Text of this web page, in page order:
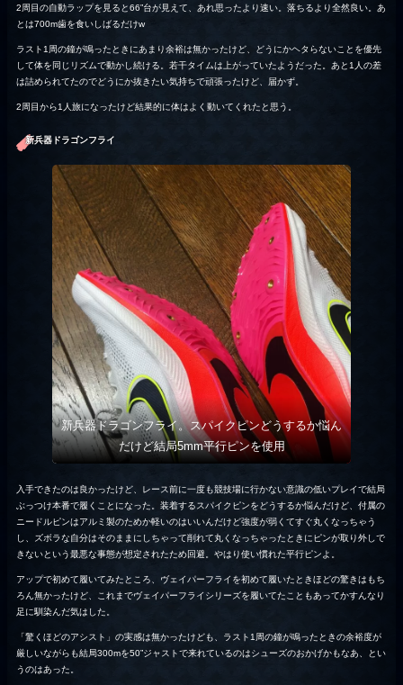
2周目の自動ラップを見ると66”台が見えて、あれ思ったより速い。落ちるより全然良い。あ
とは700m歯を食いしばるだけw
ラスト1周の鐘が鳴ったときにあまり余裕は無かったけど、どうにかヘタらないことを優先
して体を同じリズムで動かし続ける。若干タイムは上がっていたようだった。あと1人の差
は詰められてたのでどうにか抜きたい気持ちで頑張ったけど、届かず。
2周目から1人旅になったけど結果的に体はよく動いてくれたと思う。
新兵器ドラゴンフライ
新兵器ドラゴンフライ。スパイクピンどうするか悩ん
だけど結局5mm平行ピンを使用
入手できたのは良かったけど、レース前に一度も競技場に行かない意識の低いプレイで結局
ぶっつけ本番で履くことになった。装着するスパイクピンをどうするか悩んだけど、付属の
ニードルピンはアルミ製のためか軽いのはいいんだけど強度が弱くてすぐ丸くなっちゃう
し、ズボラな自分はそのままにしちゃって削れて丸くなっちゃったときにピンが取り外しで
きないという最悪な事態が想定されたため回避。やはり使い慣れた平行ピンよ。
アップで初めて履いてみたところ、ヴェイパーフライを初めて履いたときほどの驚きはもち
ろん無かったけど、これまでヴェイパーフライシリーズを履いてたこともあってかすんなり
足に馴染んだ気はした。
「驚くほどのアシスト」の実感は無かったけども、ラスト1周の鐘が鳴ったときの余裕度が
厳しいながらも結局300mを50”ジャストで来れているのはシューズのおかげかもなあ、とい
うのはあった。